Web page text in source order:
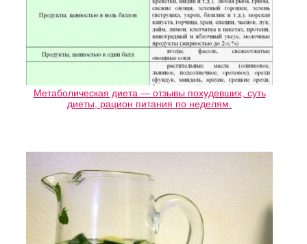
Метаболическая диета — отзывы похудевших, суть
диеты, рацион питания по неделям.